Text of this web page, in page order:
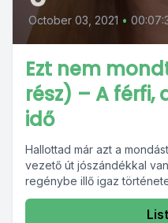
October 03, 2021 •
Ezt nem
rész) – A férfi,
idő
Hallottad már azt a
vezető út jószándékkal
regénybe illő igaz